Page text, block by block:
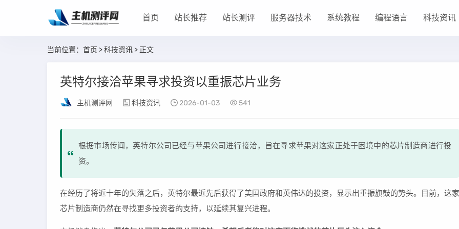
首页 站长推荐 站长测评 服务器技术 系统教程 编程语言 科技资讯
当前位置： 首页 >科技资讯 > 正文
英特尔接洽苹果寻求投资以重振芯片业务
主机测评网 科技资讯 2026-01-03 541
根据市场传闻，英特尔公司已经与苹果公司进行接洽，旨在寻求苹果对这家正处于困境中的芯片制造商进行投
资。
在经历了将近十年的失落之后，英特尔最近先后获得了美国政府和英伟达的投资，显示出重振旗鼓的势头。目前，这家
芯片制造商仍然在寻找更多投资者的支持，以延续其复兴进程。